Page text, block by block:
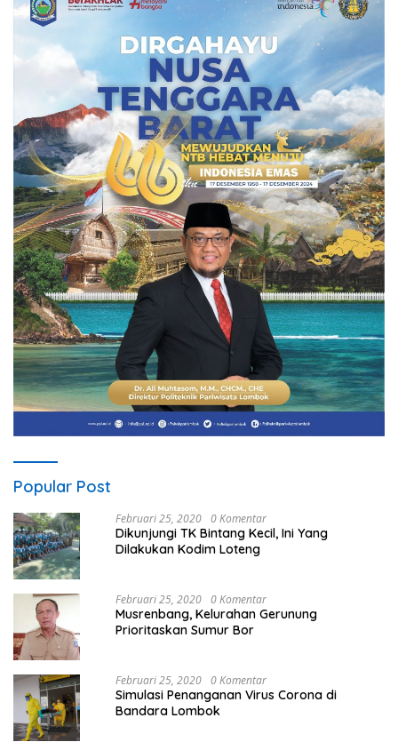
Popular Post
Februari 25, 2020 0 Komentar
Dikunjungi TK Bintang Kecil, Ini Yang
Dilakukan Kodim Loteng
Februari 25, 2020 0 Komentar
Musrenbang, Kelurahan Gerunung
Prioritaskan Sumur Bor
Februari 25, 2020 0 Komentar
Simulasi Penanganan Virus Corona di
Bandara Lombok